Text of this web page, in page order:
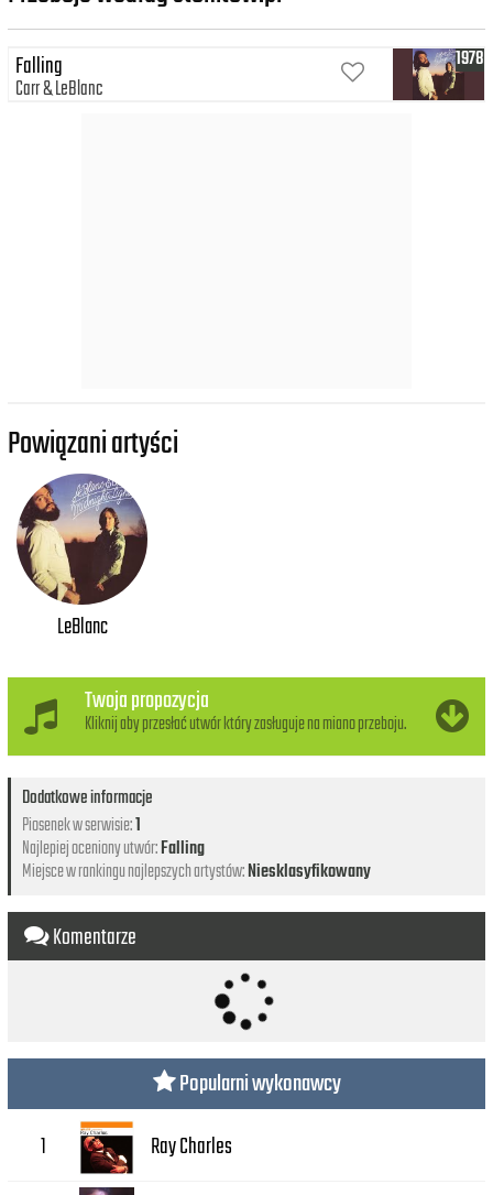
1978
Falling
Carr LeBlanc
Powiązani artyści
LeBlanc
Twoja propozycja
Kliknij aby przesłać utwór który zasługuje na miano przeboju.
Dodatkowe informacje
Piosenek w serwisie:1
Najlepiej oceniony utwór:Falling
Miejsce w rankingu najlepszych artystów:Niesklasyfikowany
Komentarze
Popularni wykonawcy
1 Ray Charles